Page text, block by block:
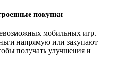
покупки
мобильных игр.
напрямую или закупают
получать улучшения и